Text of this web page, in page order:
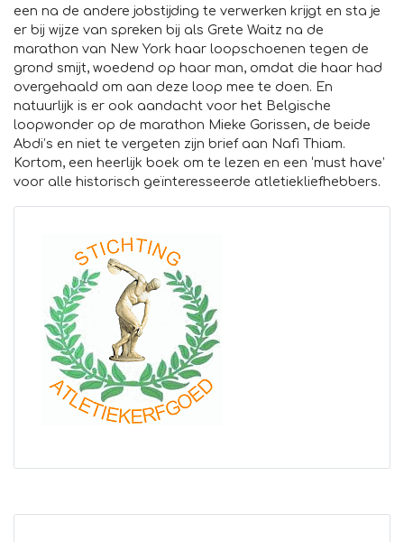
een na de andere jobstijding te verwerken krijgt en sta je
er bij wijze van spreken bij als Grete Waitz na de
marathon van New York haar loopschoenen tegen de
grond smijt, woedend op haar man, omdat die haar had
overgehaald om aan deze loop mee te doen. En
natuurlijk is er ook aandacht voor het Belgische
loopwonder op de marathon Mieke Gorissen, de beide
Abdi’s en niet te vergeten zijn brief aan Nafi Thiam.
Kortom, een heerlijk boek om te lezen en een ‘must have’
voor alle historisch geïnteresseerde atletiekliefhebbers.